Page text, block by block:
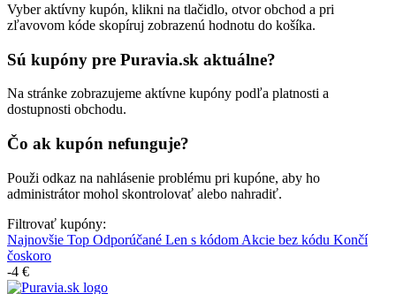
Vyber aktívny kupón, klikni na tlačidlo, otvor obchod a pri
zľavovom kóde skopíruj zobrazenú hodnotu do košíka.
Sú kupóny pre Puravia.sk aktuálne?
Na stránke zobrazujeme aktívne kupóny podľa platnosti a
dostupnosti obchodu.
Čo ak kupón nefunguje?
Použi odkaz na nahlásenie problému pri kupóne, aby ho
administrátor mohol skontrolovať alebo nahradiť.
Filtrovať kupóny:
Najnovšie Top Odporúčané Len s kódom Akcie bez kódu Končí
čoskoro
-4 €